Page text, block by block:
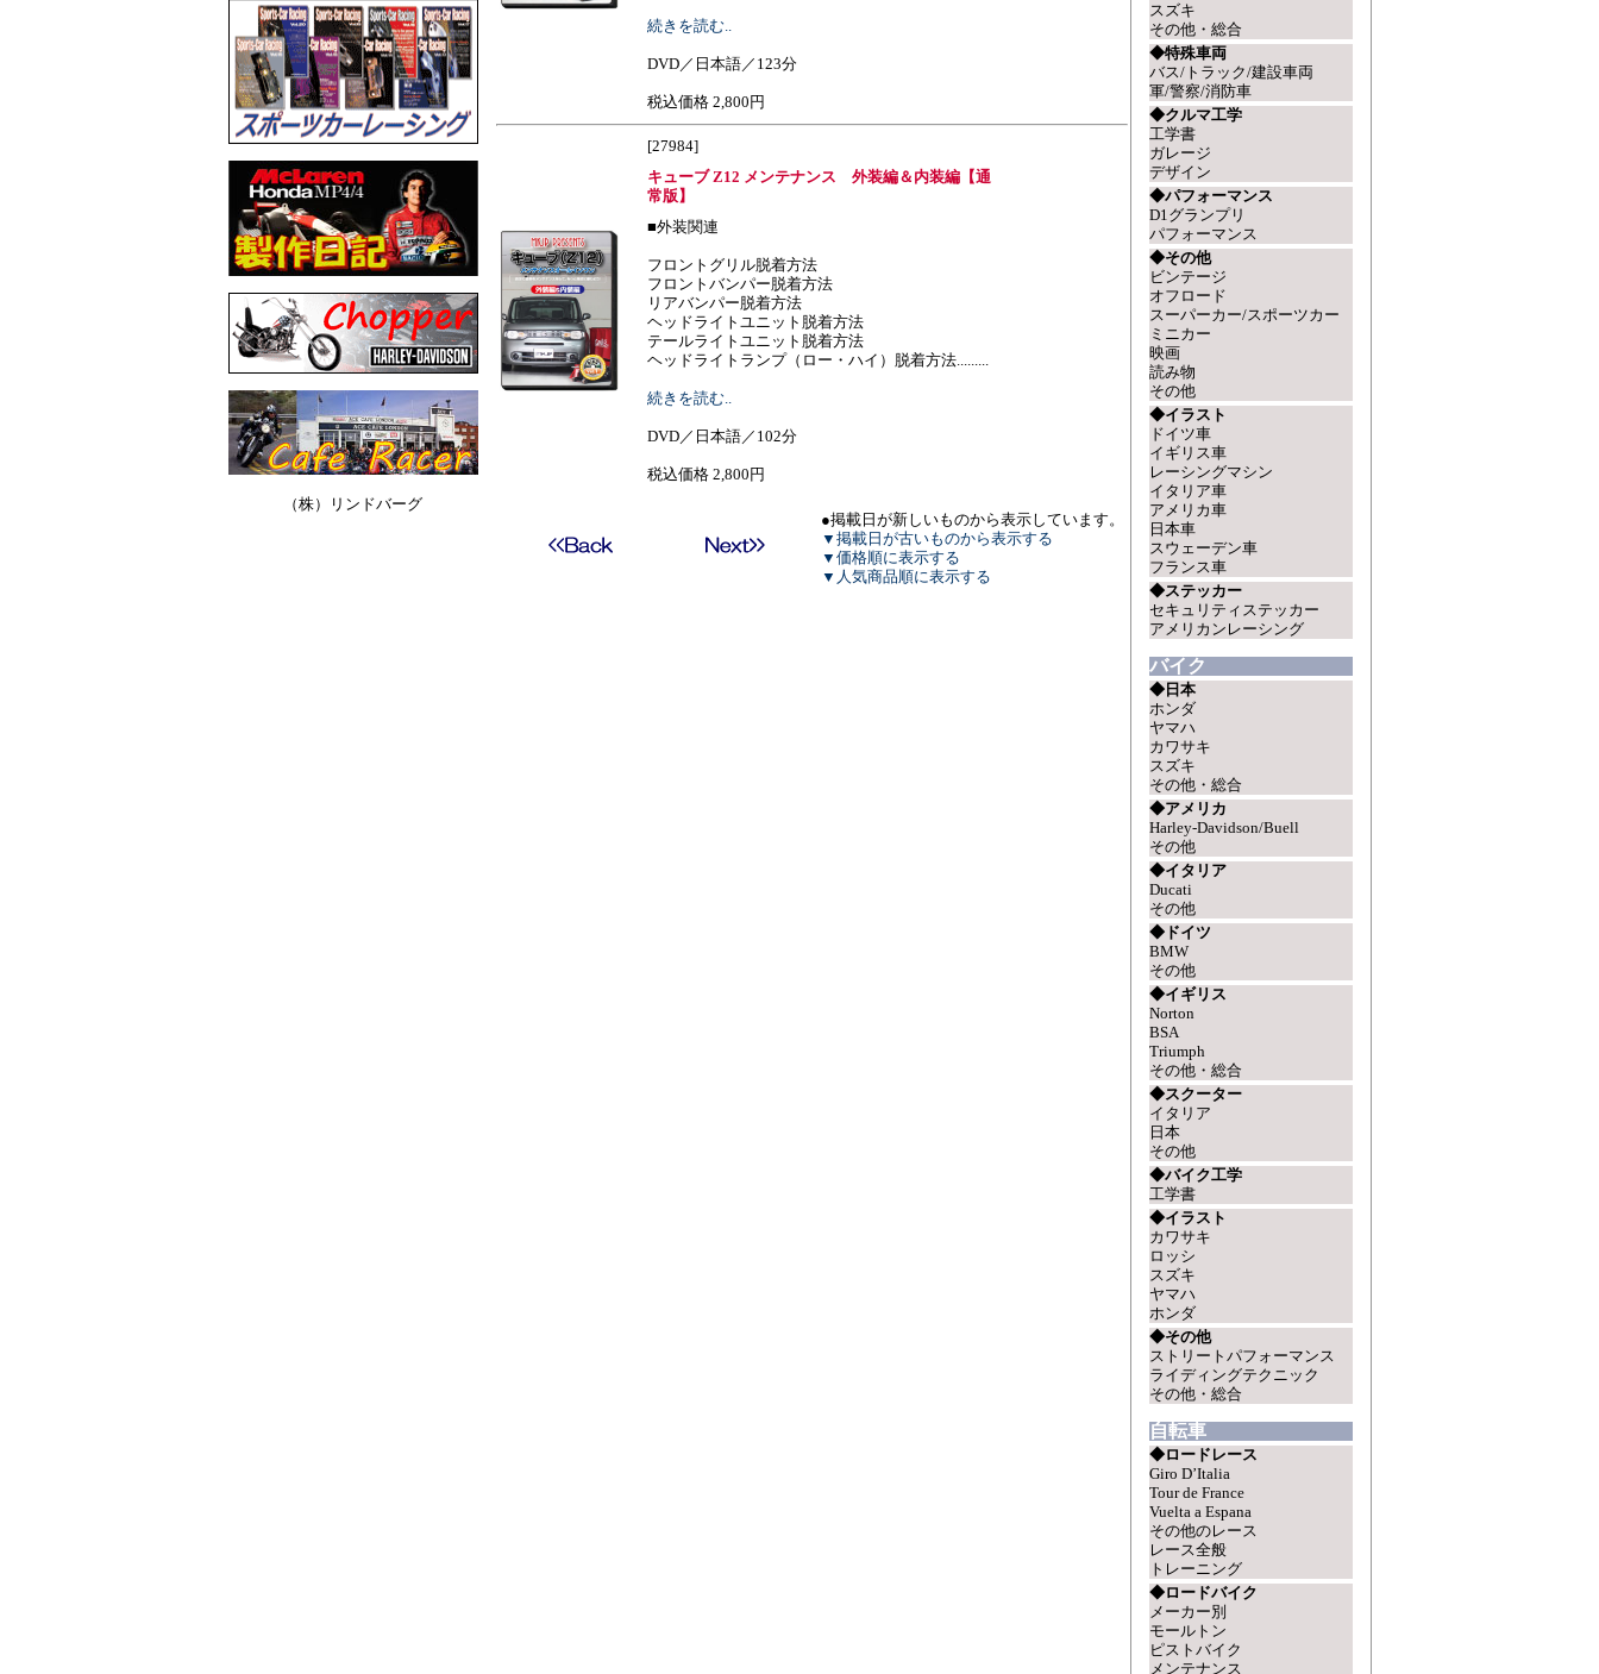
（株）リンドバーグ
スズキ
その他・総合
◆特殊車両
バス/トラック/建設車両
軍/警察/消防車
◆クルマ工学
工学書
ガレージ
デザイン
◆パフォーマンス
D1グランプリ
パフォーマンス
◆その他
ビンテージ
オフロード
スーパーカー/スポーツカー
ミニカー
映画
読み物
その他
◆イラスト
ドイツ車
イギリス車
レーシングマシン
イタリア車
アメリカ車
日本車
スウェーデン車
フランス車
◆ステッカー
セキュリティステッカー
アメリカンレーシング
バイク
◆日本
ホンダ
ヤマハ
カワサキ
スズキ
その他・総合
◆アメリカ
Harley-Davidson/Buell
その他
◆イタリア
Ducati
その他
◆ドイツ
BMW
その他
◆イギリス
Norton
BSA
Triumph
その他・総合
◆スクーター
イタリア
日本
その他
◆バイク工学
工学書
◆イラスト
カワサキ
ロッシ
スズキ
ヤマハ
ホンダ
◆その他
ストリートパフォーマンス
ライディングテクニック
その他・総合
自転車
◆ロードレース
Giro D’Italia
Tour de France
Vuelta a Espana
その他のレース
レース全般
トレーニング
◆ロードバイク
メーカー別
モールトン
ピストバイク
メンテナンス
続きを読む..
DVD／日本語／123分
税込価格 2,800円
[27984]
キューブ Z12 メンテナンス 外装編＆内装編【通
常版】
■外装関連
フロントグリル脱着方法
フロントバンパー脱着方法
リアバンパー脱着方法
ヘッドライトユニット脱着方法
テールライトユニット脱着方法
ヘッドライトランプ（ロー・ハイ）脱着方法.........
続きを読む..
DVD／日本語／102分
税込価格 2,800円
●掲載日が新しいものから表示しています。
▼掲載日が古いものから表示する
▼価格順に表示する
▼人気商品順に表示する